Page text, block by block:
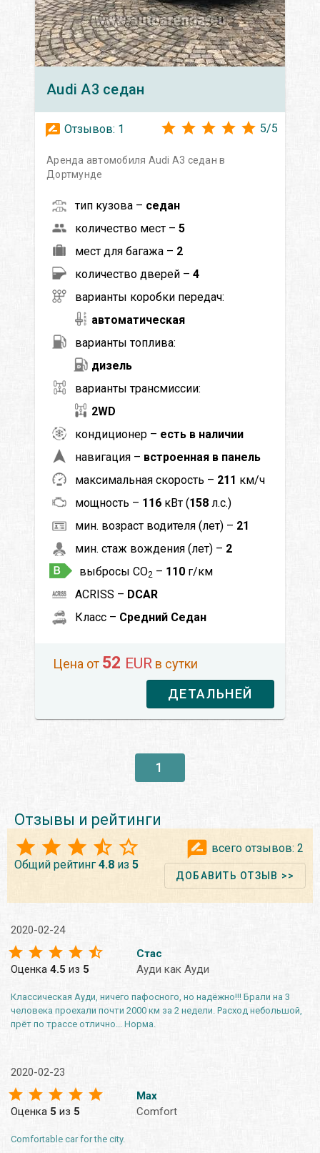
Audi A3 седан
Отзывов: 1 5/5
Аренда автомобиля Audi A3 седан в
Дортмунде
тип кузова – седан
количество мест – 5
мест для багажа – 2
количество дверей – 4
варианты коробки передач:
автоматическая
варианты топлива:
дизель
варианты трансмиссии:
2WD
кондиционер – есть в наличии
навигация – встроенная в панель
максимальная скорость – 211 км/ч
мощность – 116 кВт (158 л.с.)
мин. возраст водителя (лет) – 21
мин. стаж вождения (лет) – 2
выбросы CO2 – 110 г/км
ACRISS – DCAR
Класс – Средний Седан
Цена от 52 EUR в сутки
ДЕТАЛЬНЕЙ
1
Отзывы и рейтинги
Общий рейтинг 4.8 из 5
всего отзывов: 2
ДОБАВИТЬ ОТЗЫВ >>
2020-02-24
Оценка 4.5 из 5
Стас
Ауди как Ауди
Классическая Ауди, ничего пафосного, но надёжно!!! Брали на 3
человека проехали почти 2000 км за 2 недели. Расход небольшой,
прёт по трассе отлично... Норма.
2020-02-23
Оценка 5 из 5
Max
Comfort
Comfortable car for the city.